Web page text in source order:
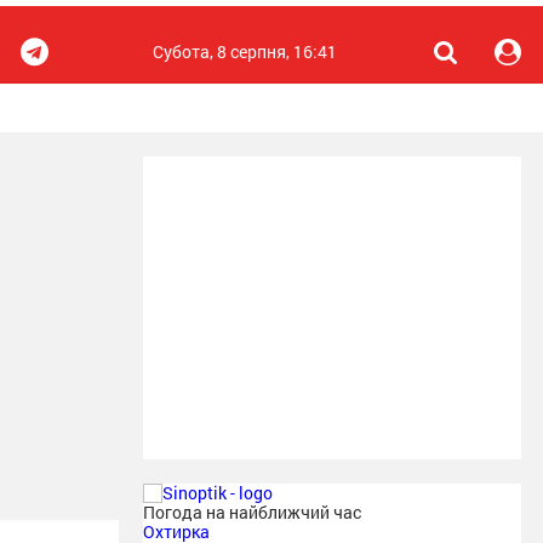
Субота, 8 серпня, 16:41
Погода на найближчий час
Охтирка